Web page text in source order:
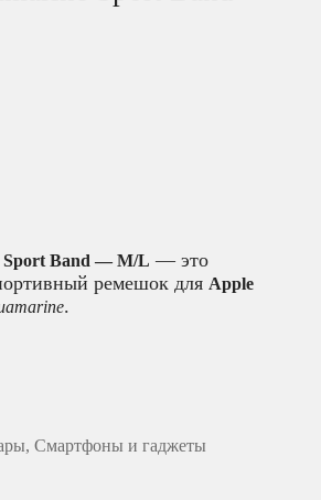
Sport Band — M/L — это
ремешок для Apple
.
, Смартфоны и гаджеты